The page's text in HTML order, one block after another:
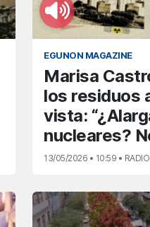
EGUNON MAGAZINE
Marisa
los residuos
vista:
nucleares?
13/05/2026 • 10:59 • RADIO